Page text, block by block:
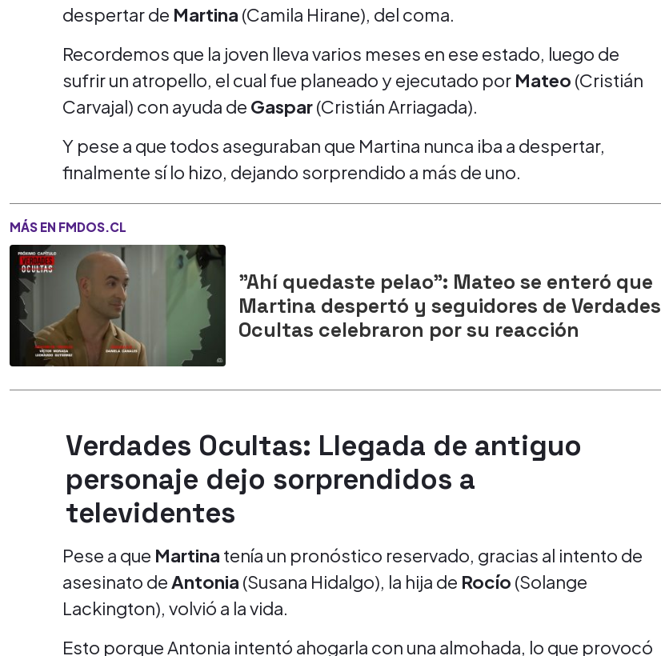
despertar de Martina (Camila Hirane), del coma.
Recordemos que la joven lleva varios meses en ese estado, luego de
sufrir un atropello, el cual fue planeado y ejecutado por Mateo (Cristián
Carvajal) con ayuda de Gaspar(Cristián Arriagada).
Y pese a que todos aseguraban que Martina nunca iba a despertar,
finalmente sí lo hizo, dejando sorprendido a más de uno.
MÁS EN FMDOS.CL
"Ahí quedaste pelao": Mateo se enteró que
Martina despertó y seguidores de Verdades
Ocultas celebraron por su reacción
Verdades Ocultas: Llegada de antiguo
personaje dejo sorprendidos a
televidentes
Pese a que Martina tenía un pronóstico reservado, gracias al intento de
asesinato deAntonia (Susana Hidalgo), la hija de Rocío (Solange
Lackington), volvió a la vida.
Esto porque Antonia intentó ahogarla con una almohada, lo que provocó